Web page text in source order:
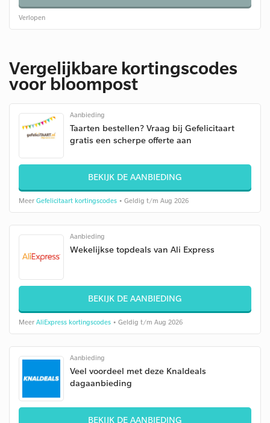
Verlopen
Vergelijkbare kortingscodes
voor bloompost
Aanbieding
Taarten bestellen? Vraag bij Gefelicitaart
gratis een scherpe offerte aan
BEKIJK DE AANBIEDING
Meer Gefelicitaart kortingscodes • Geldig t/m Aug 2026
Aanbieding
Wekelijkse topdeals van Ali Express
BEKIJK DE AANBIEDING
Meer AliExpress kortingscodes • Geldig t/m Aug 2026
Aanbieding
Veel voordeel met deze Knaldeals
dagaanbieding
BEKIJK DE AANBIEDING